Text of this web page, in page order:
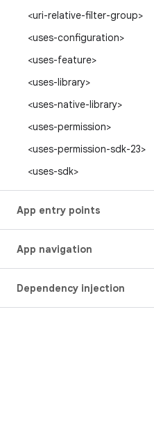
<uri-relative-filter-group>
<uses-configuration>
<uses-feature>
<uses-library>
<uses-native-library>
<uses-permission>
<uses-permission-sdk-23>
<uses-sdk>
App entry points
App navigation
Dependency injection